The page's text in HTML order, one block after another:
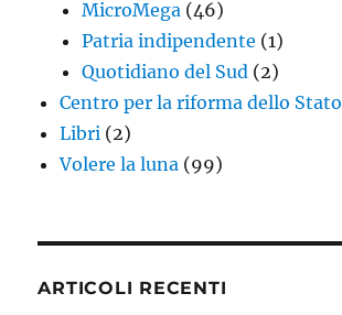
MicroMega (46)
Patria indipendente (1)
Quotidiano del Sud (2)
Centro per la riforma dello Stato
Libri (2)
Volere la luna (99)
ARTICOLI RECENTI